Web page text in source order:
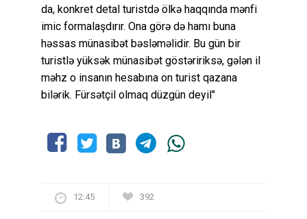
da, konkret detal turistdə ölkə haqqında mənfi
imic formalaşdırır. Ona görə də hamı buna
həssas münasibət bəsləməlidir. Bu gün bir
turistlə yüksək münasibət göstəririksə, gələn il
məhz o insanın hesabına on turist qazana
bilərik. Fürsətçil olmaq düzgün deyil"
12:45 392